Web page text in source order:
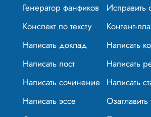
Генератор фанфиков
Исправить
Конспект по тексту
Контент-
Написать доклад
Написать
Написать пост
Написать
Написать сочинение Написать
Написать эссе
Озаглавить